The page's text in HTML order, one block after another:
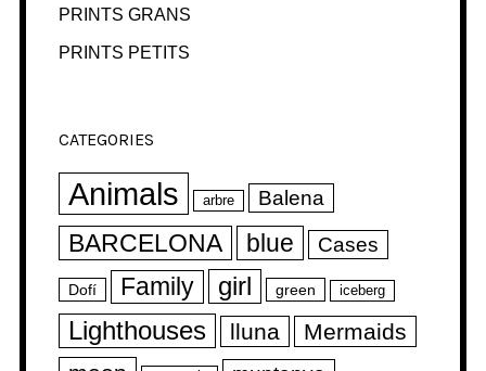
PRINTS GRANS
PRINTS PETITS
CATEGORIES
Animals arbre Balena
BARCELONA blue Cases
Dofí Family girl green iceberg
Lighthouses lluna
Mermaids